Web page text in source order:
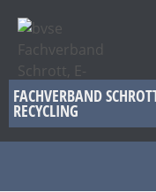
FACHVERBAND
RECYCLING